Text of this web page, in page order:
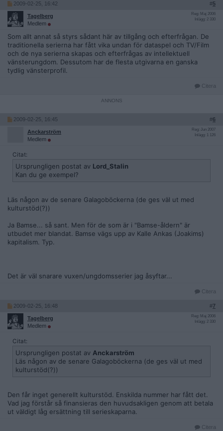
2009-02-25, 16:42 #5
Tagelberg
Medlem
Reg: Maj 2006
Inlägg: 2 330
Som allt annat så styrs sådant här av tillgång och efterfrågan. De
traditionella serierna har fått vika undan för dataspel och TV/Film
och de nya serierna skapas och efterfrågas av intellektuell
vänsterungdom. Dessutom har de flesta utgivarna en ganska
tydlig vänsterprofil.
Citera
2009-02-25, 16:45 #6
Anckarström
Medlem
Reg: Jun 2007
Inlägg: 1 126
Citat:
Ursprungligen postat av Lord_Stalin
Kan du ge exempel?
Läs någon av de senare Galagoböckerna (de ges väl ut med
kulturstöd(?))
Ja Bamse... så sant. Men för de som är i "Bamse-åldern" är
utbudet mer blandat. Bamse vägs upp av Kalle Ankas (Joakims)
kapitalism. Typ.
Det är väl snarare vuxen/ungdomsserier jag åsyftar...
Citera
2009-02-25, 16:48 #7
Tagelberg
Medlem
Reg: Maj 2006
Inlägg: 2 330
Citat:
Ursprungligen postat av Anckarström
Läs någon av de senare Galagoböckerna (de ges väl ut med
kulturstöd(?))
Den får inget generellt kulturstöd. Enskilda nummer har fått det.
Vad jag förstår så finansieras den huvudsakligen genom att betala
ut väldigt låg ersättning till serieskaparna.
Citera